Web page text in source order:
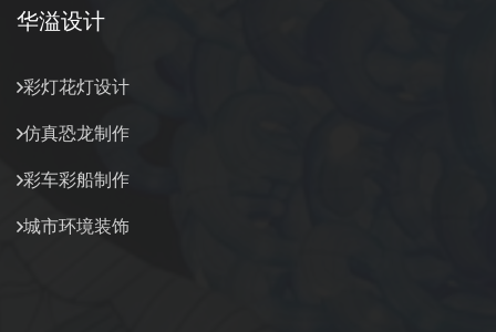
华溢设计
彩灯花灯设计
仿真恐龙制作
彩车彩船制作
城市环境装饰